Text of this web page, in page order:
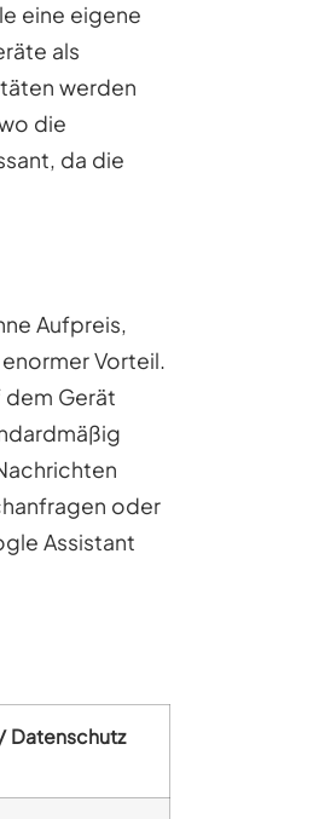
eine eigene
als
werden
die
da die
Aufpreis,
Vorteil.
Gerät
oder
Assistant
Datenschutz